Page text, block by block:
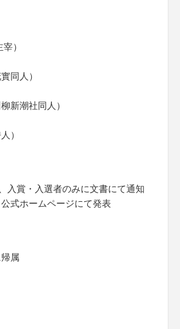
）
同人）
新潮社同人）
）
入賞・入選者のみに文書にて通知
式ホームページにて発表
属